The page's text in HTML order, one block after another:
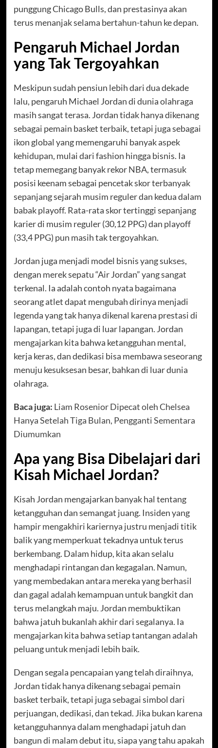
punggung Chicago Bulls, dan prestasinya akan
terus menanjak selama bertahun-tahun ke depan.
Pengaruh Michael Jordan
yang Tak Tergoyahkan
Meskipun sudah pensiun lebih dari dua dekade
lalu, pengaruh Michael Jordan di dunia olahraga
masih sangat terasa. Jordan tidak hanya dikenang
sebagai pemain basket terbaik, tetapi juga sebagai
ikon global yang memengaruhi banyak aspek
kehidupan, mulai dari fashion hingga bisnis. Ia
tetap memegang banyak rekor NBA, termasuk
posisi keenam sebagai pencetak skor terbanyak
sepanjang sejarah musim reguler dan kedua dalam
babak playoff. Rata-rata skor tertinggi sepanjang
karier di musim reguler (30,12 PPG) dan playoff
(33,4 PPG) pun masih tak tergoyahkan.
Jordan juga menjadi model bisnis yang sukses,
dengan merek sepatu “Air Jordan” yang sangat
terkenal. Ia adalah contoh nyata bagaimana
seorang atlet dapat mengubah dirinya menjadi
legenda yang tak hanya dikenal karena prestasi di
lapangan, tetapi juga di luar lapangan. Jordan
mengajarkan kita bahwa ketangguhan mental,
kerja keras, dan dedikasi bisa membawa seseorang
menuju kesuksesan besar, bahkan di luar dunia
olahraga.
Baca juga: Liam Rosenior Dipecat oleh Chelsea
Hanya Setelah Tiga Bulan, Pengganti Sementara
Diumumkan
Apa yang Bisa Dibelajari dari
Kisah Michael Jordan?
Kisah Jordan mengajarkan banyak hal tentang
ketangguhan dan semangat juang. Insiden yang
hampir mengakhiri kariernya justru menjadi titik
balik yang memperkuat tekadnya untuk terus
berkembang. Dalam hidup, kita akan selalu
menghadapi rintangan dan kegagalan. Namun,
yang membedakan antara mereka yang berhasil
dan gagal adalah kemampuan untuk bangkit dan
terus melangkah maju. Jordan membuktikan
bahwa jatuh bukanlah akhir dari segalanya. Ia
mengajarkan kita bahwa setiap tantangan adalah
peluang untuk menjadi lebih baik.
Dengan segala pencapaian yang telah diraihnya,
Jordan tidak hanya dikenang sebagai pemain
basket terbaik, tetapi juga sebagai simbol dari
perjuangan, dedikasi, dan tekad. Jika bukan karena
ketangguhannya dalam menghadapi jatuh dan
bangun di malam debut itu, siapa yang tahu apakah